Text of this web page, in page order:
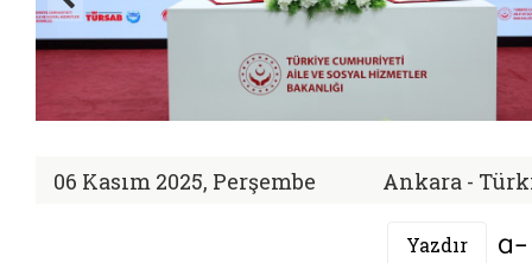
06 Kasım 2025, Perşembe Ankara -
Yazdır